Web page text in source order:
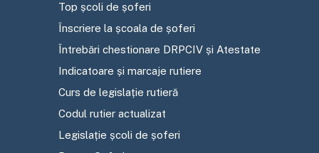
Top școli de șoferi
Înscriere la școala de șoferi
Întrebări chestionare DRPCIV și Atestate
Indicatoare și marcaje rutiere
Curs de legislație rutieră
Codul rutier actualizat
Legislație școli de șoferi